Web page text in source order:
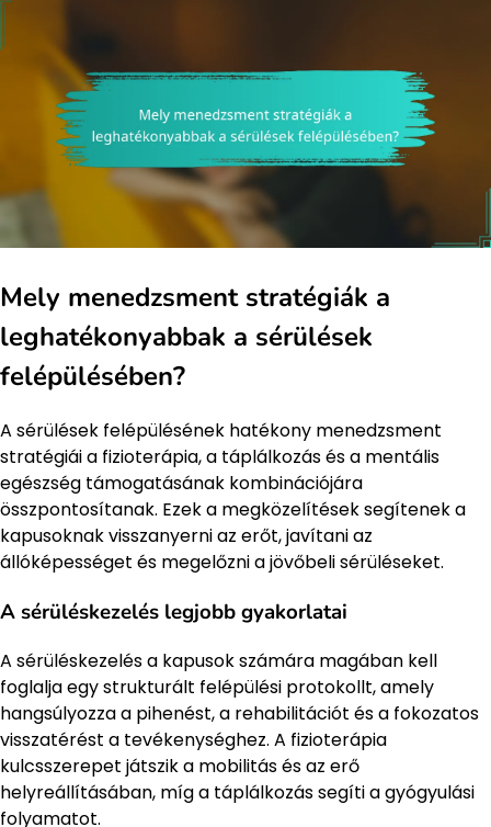
Mely menedzsment stratégiák a
leghatékonyabbak a sérülések
felépülésében?
A sérülések felépülésének hatékony menedzsment
stratégiái a fizioterápia, a táplálkozás és a mentális
egészség támogatásának kombinációjára
összpontosítanak. Ezek a megközelítések segítenek a
kapusoknak visszanyerni az erőt, javítani az
állóképességet és megelőzni a jövőbeli sérüléseket.
A sérüléskezelés legjobb gyakorlatai
A sérüléskezelés a kapusok számára magában kell
foglalja egy strukturált felépülési protokollt, amely
hangsúlyozza a pihenést, a rehabilitációt és a fokozatos
visszatérést a tevékenységhez. A fizioterápia
kulcsszerepet játszik a mobilitás és az erő
helyreállításában, míg a táplálkozás segíti a gyógyulási
folyamatot.